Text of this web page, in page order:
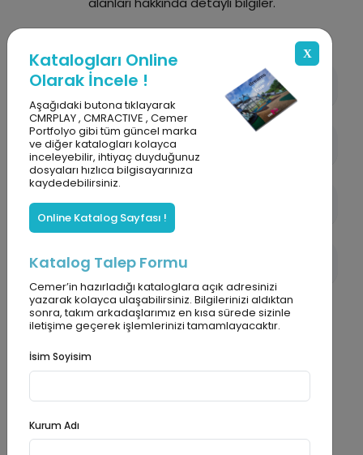
Ürün Özellikleri
Malzeme Detayları
Çevreye Uyum ve Estetik
Kullanım Alanları
CEMERReferanslar
X
Katalogları Online
Olarak İncele !
Aşağıdaki butona tıklayarak
CMRPLAY , CMRACTIVE , Cemer
Portfolyo gibi tüm güncel marka
ve diğer katalogları kolayca
inceleyebilir, ihtiyaç duyduğunuz
dosyaları hızlıca bilgisayarınıza
kaydedebilirsiniz.
Online Katalog Sayfası !
Katalog Talep Formu
Cemer’in hazırladığı kataloglara açık adresinizi
yazarak kolayca ulaşabilirsiniz. Bilgilerinizi aldıktan
sonra, takım arkadaşlarımız en kısa sürede sizinle
iletişime geçerek işlemlerinizi tamamlayacaktır.
İsim Soyisim
Kurum Adı